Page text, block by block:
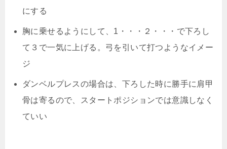
にする
胸に乗せるようにして、1・・・２・・・で下ろし
て３で一気に上げる。弓を引いて打つようなイメー
ジ
ダンベルプレスの場合は、下ろした時に勝手に肩甲
骨は寄るので、スタートポジションでは意識しなく
ていい